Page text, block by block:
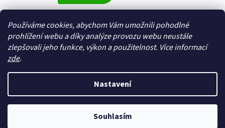
Používáme cookies, abychom Vám umožnili pohodlné
prohlížení webu a díky analýze provozu webu neustále
zlepšovali jeho funkce, výkon a použitelnost. Více informací
zde.
Nastavení
Souhlasím
Copyright 2026Textil a galanterie Domeček. Všechna práva
Upravit nastavení cookies